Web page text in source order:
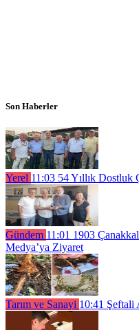
Son Haberler
Yerel 11:03 54 Yıllık Dostluk
Gündem 11:01 1903
Medya’ya Ziyaret
Tarım ve Sanayi 10:41 Şeftali